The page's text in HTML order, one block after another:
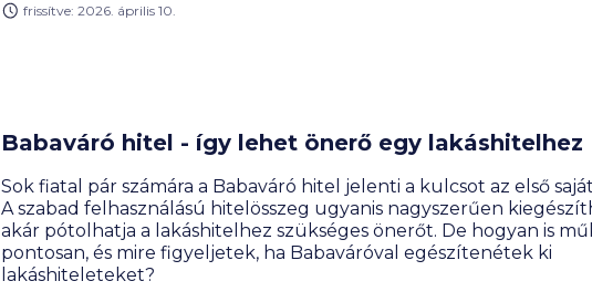
frissítve: 2026. április 10.
Babaváró hitel - így lehet önerő egy lakáshitelhez
Sok fiatal pár számára a Babaváró hitel jelenti a kulcsot az első
A szabad felhasználású hitelösszeg ugyanis nagyszerűen
akár pótolhatja a lakáshitelhez szükséges önerőt. De hogyan is
pontosan, és mire figyeljetek, ha Babaváróval egészítenétek ki
lakáshiteleteket?